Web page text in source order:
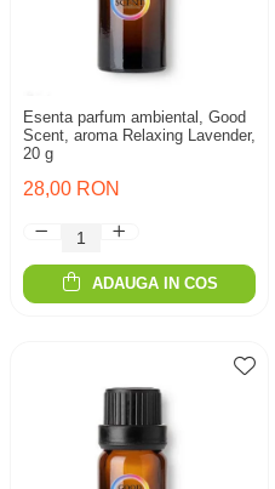
Esenta parfum ambiental, Good
Scent, aroma Relaxing Lavender,
20 g
28,00 RON
ADAUGA IN COS